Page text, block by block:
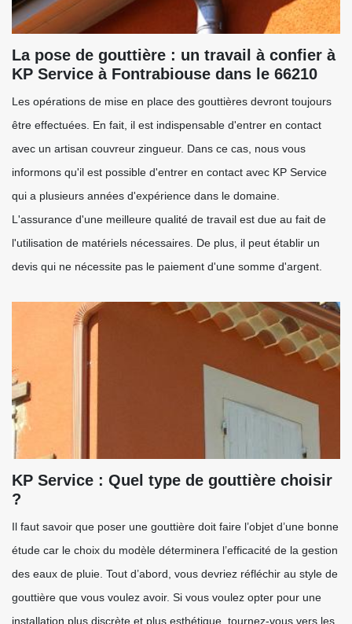
La pose de gouttière : un travail à confier à
KP Service à Fontrabiouse dans le 66210
Les opérations de mise en place des gouttières devront toujours
être effectuées. En fait, il est indispensable d'entrer en contact
avec un artisan couvreur zingueur. Dans ce cas, nous vous
informons qu'il est possible d'entrer en contact avec KP Service
qui a plusieurs années d'expérience dans le domaine.
L'assurance d'une meilleure qualité de travail est due au fait de
l'utilisation de matériels nécessaires. De plus, il peut établir un
devis qui ne nécessite pas le paiement d'une somme d'argent.
KP Service : Quel type de gouttière choisir
?
Il faut savoir que poser une gouttière doit faire l’objet d’une bonne
étude car le choix du modèle déterminera l’efficacité de la gestion
des eaux de pluie. Tout d’abord, vous devriez réfléchir au style de
gouttière que vous voulez avoir. Si vous voulez opter pour une
installation plus discrète et plus esthétique, tournez-vous vers les